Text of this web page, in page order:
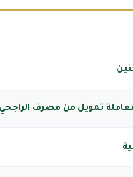
تمويل من مصرف الراجحي